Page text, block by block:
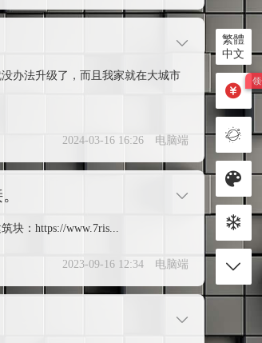
办法升级了，而且我家就在大城市
2024-03-16 16:26 电脑端
块：https://www.7ris...
2023-09-16 12:34 电脑端
繁體
中文